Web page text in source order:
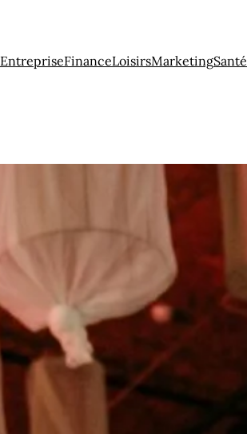
EntrepriseFinanceLoisirsMarketingSanté